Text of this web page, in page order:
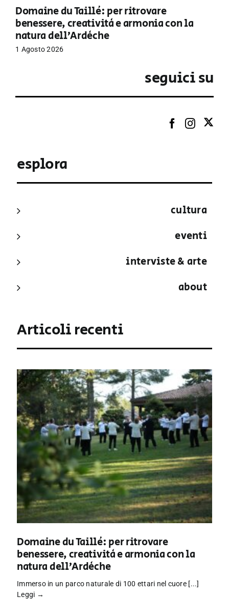
Domaine du Taillé: per ritrovare
benessere, creatività e armonia con la
natura dell’Ardèche
1 Agosto 2026
seguici su
esplora
cultura
eventi
interviste & arte
about
Articoli recenti
Domaine du Taillé: per ritrovare
benessere, creatività e armonia con la
natura dell’Ardèche
Immerso in un parco naturale di 100 ettari nel cuore [...]
Leggi →